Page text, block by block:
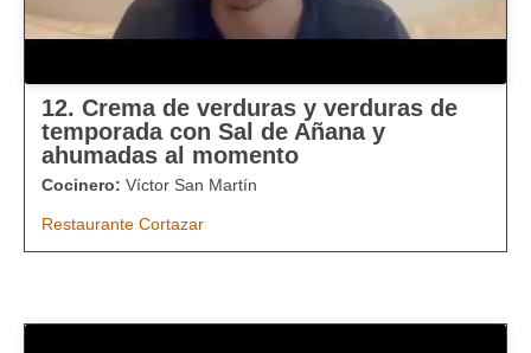
12. Crema de verduras y verduras de
temporada con Sal de Añana y
ahumadas al momento
Cocinero: Víctor San Martín
Restaurante Cortazar